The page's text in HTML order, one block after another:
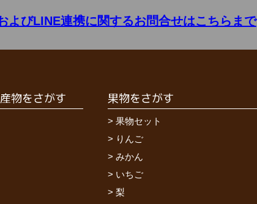
よびLINE連携に関するお問合せはこちらまで
物をさがす 果物をさがす
果物セット
りんご
みかん
いちご
梨